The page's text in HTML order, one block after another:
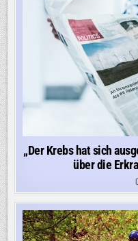
„Der Krebs hat sich
über die